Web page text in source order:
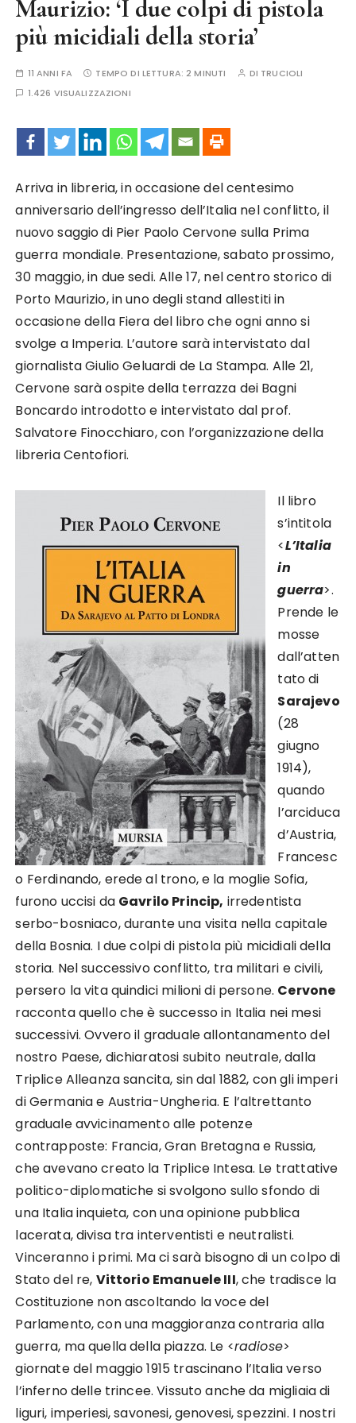
Maurizio: ‘I due colpi di pistola
più micidiali della storia’
11 ANNI FA TEMPO DI LETTURA:2 MINUTI DI TRUCIOLI
1.426 VISUALIZZAZIONI
Arriva in libreria, in occasione del centesimo
anniversario dell’ingresso dell’Italia nel conflitto, il
nuovo saggio di Pier Paolo Cervone sulla Prima
guerra mondiale. Presentazione, sabato prossimo,
30 maggio, in due sedi. Alle 17, nel centro storico di
Porto Maurizio, in uno degli stand allestiti in
occasione della Fiera del libro che ogni anno si
svolge a Imperia. L’autore sarà intervistato dal
giornalista Giulio Geluardi de La Stampa. Alle 21,
Cervone sarà ospite della terrazza dei Bagni
Boncardo introdotto e intervistato dal prof.
Salvatore Finocchiaro, con l’organizzazione della
libreria Centofiori.
Il libro
s’intitola
<L’Italia
in
guerra>.
Prende le
mosse
dall’atten
tato di
Sarajevo
(28
giugno
1914),
quando
l’arciduca
d’Austria,
Francesc
o Ferdinando, erede al trono, e la moglie Sofia,
furono uccisi da Gavrilo Princip, irredentista
serbo-bosniaco, durante una visita nella capitale
della Bosnia. I due colpi di pistola più micidiali della
storia. Nel successivo conflitto, tra militari e civili,
persero la vita quindici milioni di persone. Cervone
racconta quello che è successo in Italia nei mesi
successivi. Ovvero il graduale allontanamento del
nostro Paese, dichiaratosi subito neutrale, dalla
Triplice Alleanza sancita, sin dal 1882, con gli imperi
di Germania e Austria-Ungheria. E l’altrettanto
graduale avvicinamento alle potenze
contrapposte: Francia, Gran Bretagna e Russia,
che avevano creato la Triplice Intesa. Le trattative
politico-diplomatiche si svolgono sullo sfondo di
una Italia inquieta, con una opinione pubblica
lacerata, divisa tra interventisti e neutralisti.
Vinceranno i primi. Ma ci sarà bisogno di un colpo di
Stato del re, Vittorio Emanuele III, che tradisce la
Costituzione non ascoltando la voce del
Parlamento, con una maggioranza contraria alla
guerra, ma quella della piazza. Le <radiose>
giornate del maggio 1915 trascinano l’Italia verso
l’inferno delle trincee. Vissuto anche da migliaia di
liguri, imperiesi, savonesi, genovesi, spezzini. I nostri